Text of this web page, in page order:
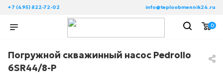
+7 (495) 822-72-02 info@teploobmennik24.ru
0
Погружной скважинный насос Pedrollo
6SR44/8-P